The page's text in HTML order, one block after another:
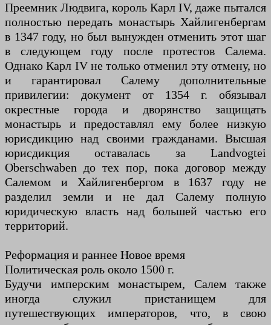
Преемник Людвига, король Карл IV, даже пытался
полностью передать монастырь Хайлигенбергам
в 1347 году, но был вынужден отменить этот шаг
в следующем году после протестов Салема.
Однако Карл IV не только отменил эту отмену, но
и гарантировал Салему дополнительные
привилегии: документ от 1354 г. обязывал
окрестные города и дворянство защищать
монастырь и предоставлял ему более низкую
юрисдикцию над своими гражданами. Высшая
юрисдикция оставалась за Landvogtei
Oberschwaben до тех пор, пока договор между
Салемом и Хайлигенбергом в 1637 году не
разделил земли и не дал Салему полную
юридическую власть над большей частью его
территорий.
Реформация и раннее Новое время
Политическая роль около 1500 г.
Будучи имперским монастырем, Салем также
иногда служил пристанищем для
путешествующих императоров, что, в свою